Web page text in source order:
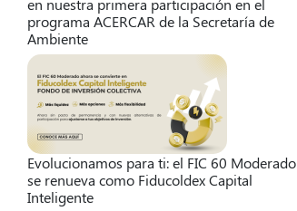
en nuestra primera participación en el
programa ACERCAR de la Secretaría de
Ambiente
Evolucionamos para ti: el FIC 60 Moderado
se renueva como Fiducoldex Capital
Inteligente